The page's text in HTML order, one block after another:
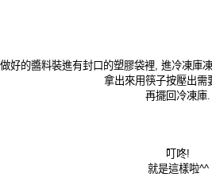
做好的醬料裝進有封口的塑膠袋裡, 進冷凍庫
拿出來用筷子按壓出需
再擺回冷凍庫.
叮咚!
就是這樣啦^^